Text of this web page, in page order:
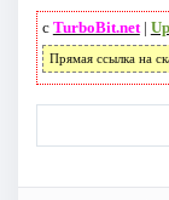
с TurboBit.net|
Прямая ссылка на